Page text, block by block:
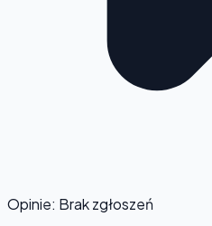
Opinie: Brak zgłoszeń